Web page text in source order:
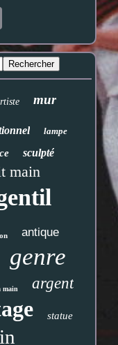
mur
lampe
sculpté
main
antique
genre
main argent
statue